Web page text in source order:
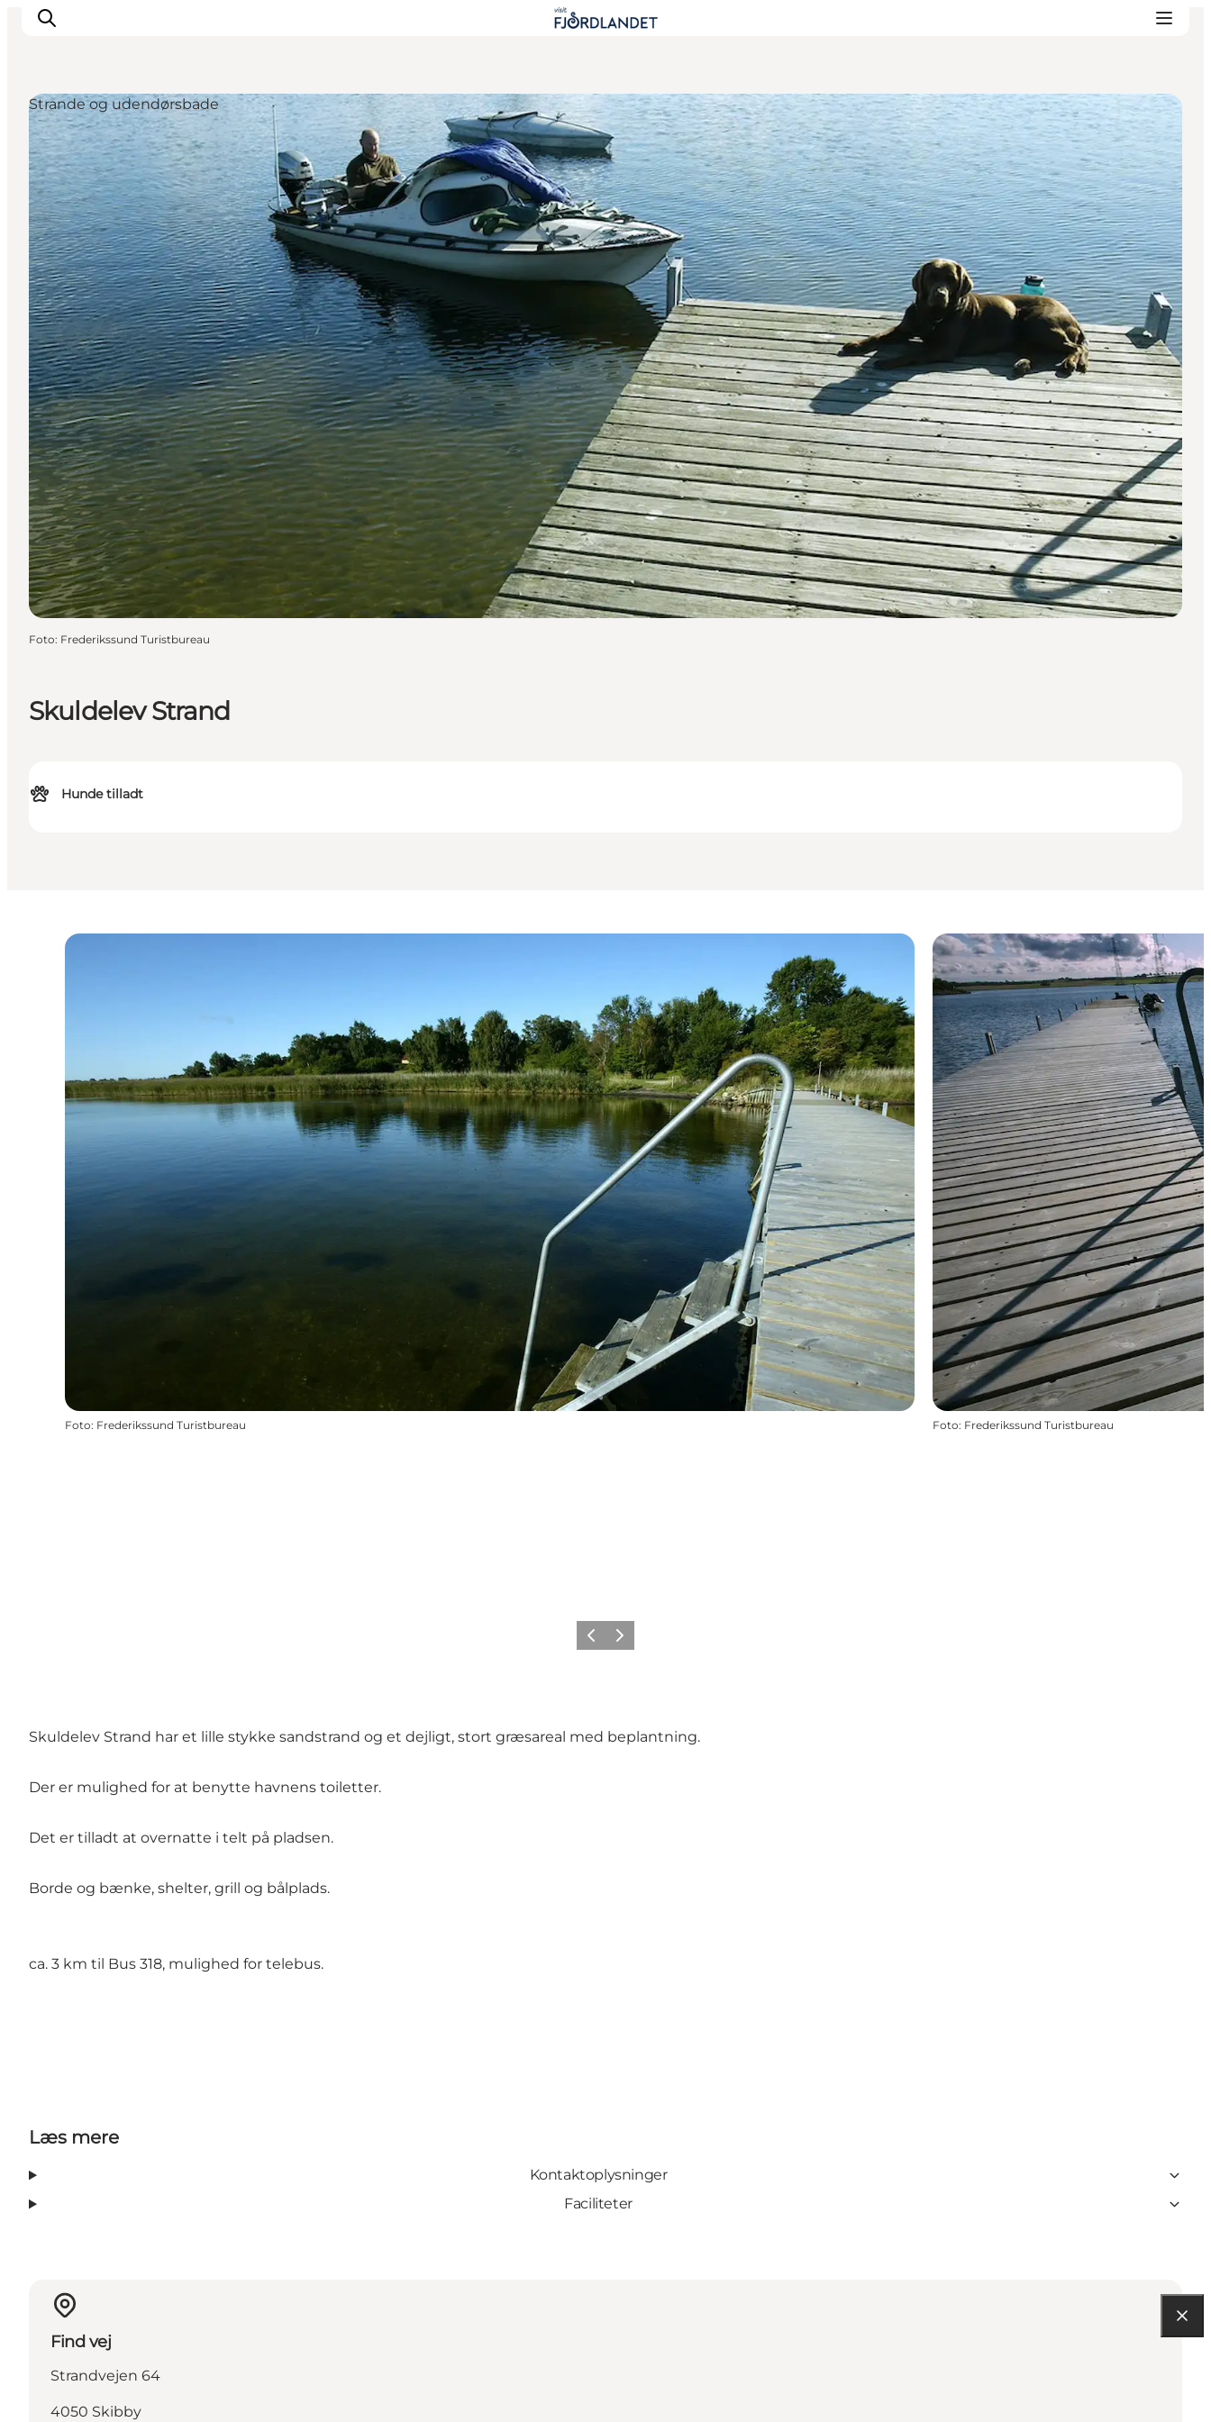
Byer & steder
Det sker
Guides & inspiration
Overnatning
Oplevelser
Skuldelev Strand
Hunde tilladt
Strande og udendørsbade
Foto: Frederikssund Turistbureau
Foto: Frederikssund Turistbureau Foto: Frederikssund Turistbureau
Forrige billede
Næste billede
Skuldelev Strand har et lille stykke sandstrand og et dejligt, stort græsareal med beplantning.
Der er mulighed for at benytte havnens toiletter.
Det er tilladt at overnatte i telt på pladsen.
Borde og bænke, shelter, grill og bålplads.
ca. 3 km til Bus 318, mulighed for telebus.
Læs mere
Kontaktoplysninger
Faciliteter
Find vej
Strandvejen 64
4050 Skibby